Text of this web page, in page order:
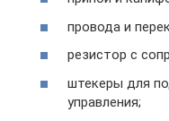
провода и
резистор с
штекеры для
управления;